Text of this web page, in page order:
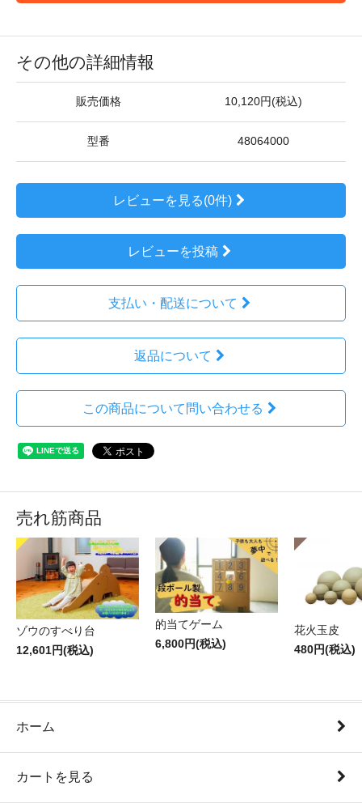
その他の詳細情報
販売価格 10,120円(税込)
型番 48064000
レビューを見る(0件)
レビューを投稿
支払い・配送について
返品について
この商品について問い合わせる
売れ筋商品
ゾウのすべり台
12,601円(税込)
的当てゲーム
6,800円(税込)
花火玉皮
480円(税込)
ホーム
カートを見る